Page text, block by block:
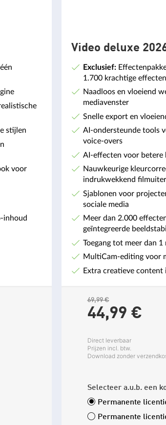
stijlen
voor
inhoud
Video deluxe
Exclusief:
1.700 krachtige
Naadloos en vloeiend
mediavenster
Snelle export en
AI-ondersteunde tools
voice-overs
AI-effecten voor betere
Nauwkeurige
indrukwekkend
Sjablonen voor
sociale media
Meer dan 2.000
geïntegreerde
Toegang tot meer dan
MultiCam-editing voor
Extra creatieve content
69,99 €
44,99 €
Direct leverbaar
Prijzen incl. btw.
Download zonder
Selecteer a.u.b. een
Permanente
Permanente